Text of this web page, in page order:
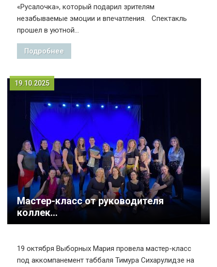
«Русалочка», который подарил зрителям
незабываемые эмоции и впечатления. Спектакль
прошел в уютной...
Подробнее
19.10.2025
Мастер-класс от руководителя
коллек...
19 октября Выборных Мария провела мастер-класс
под аккомпанемент таббаля Тимура Сихарулидзе на